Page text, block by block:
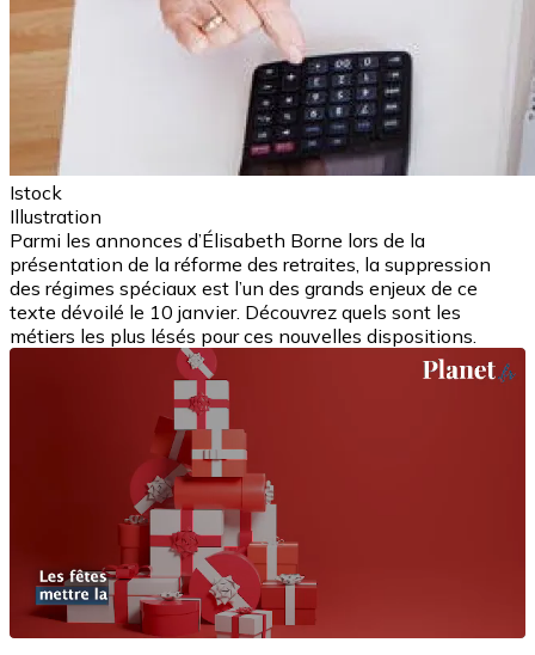
Istock
Illustration
Parmi les annonces d’Élisabeth Borne lors de la
présentation de la réforme des retraites, la suppression
des régimes spéciaux est l’un des grands enjeux de ce
texte dévoilé le 10 janvier. Découvrez quels sont les
métiers les plus lésés pour ces nouvelles dispositions.